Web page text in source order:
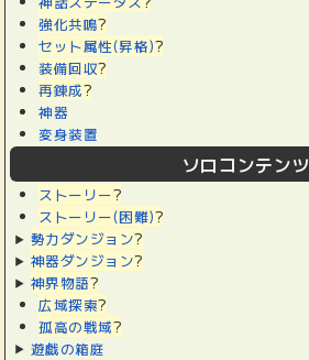
強化共鳴?
セット属性(昇格)?
装備回収?
再錬成?
神器
変身装置
ソロコンテンツ
ストーリー?
ストーリー(困難)?
勢力ダンジョン?
神器ダンジョン?
神界物語?
広域探索?
孤高の戦域?
遊戯の箱庭